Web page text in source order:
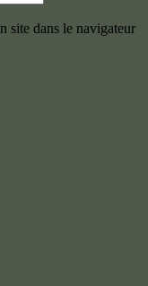
site dans le navigateur